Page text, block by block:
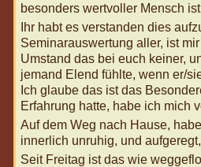
besonders wertvoller Mensch
Ihr habt es verstanden dies
Seminarauswertung aller, ist
Umstand das bei euch keiner,
jemand Elend fühlte, wenn er/
Ich glaube das ist das
Erfahrung hatte, habe ich mich
Auf dem Weg nach Hause,
innerlich unruhig, und
Seit Freitag ist das wie